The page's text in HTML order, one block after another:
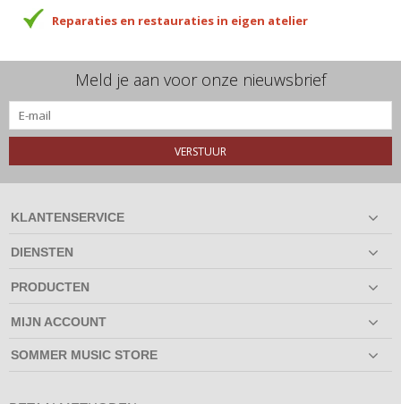
Reparaties en restauraties in eigen atelier
Meld je aan voor onze nieuwsbrief
VERSTUUR
KLANTENSERVICE
DIENSTEN
PRODUCTEN
MIJN ACCOUNT
SOMMER MUSIC STORE